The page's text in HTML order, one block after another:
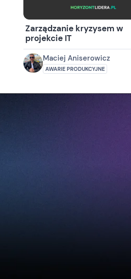
Zarządzanie kryzysem w
projekcie IT
Maciej Aniserowicz
AWARIE PRODUKCYJNE